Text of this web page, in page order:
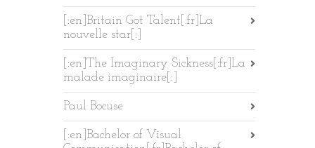
[:en]Britain Got Talent[:fr]La
nouvelle star[:]
[:en]The Imaginary Sickness[:fr]La
malade imaginaire[:]
Paul Bocuse
[:en]Bachelor of Visual